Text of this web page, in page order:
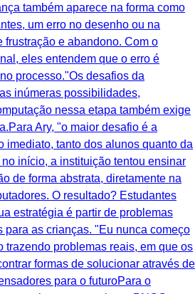
também aparece na forma como
um erro no desenho ou na
frustração e abandono. Com o
eles entendem que o erro é
processo."Os desafios da
inúmeras possibilidades,
nessa etapa também exige
Ary, "o maior desafio é a
imediato, tanto dos alunos quanto da
início, a instituição tentou ensinar
de forma abstrata, diretamente na
O resultado? Estudantes
estratégia é partir de problemas
para as crianças. "Eu nunca começo
trazendo problemas reais, em que os
formas de solucionar através de
para o futuroPara o